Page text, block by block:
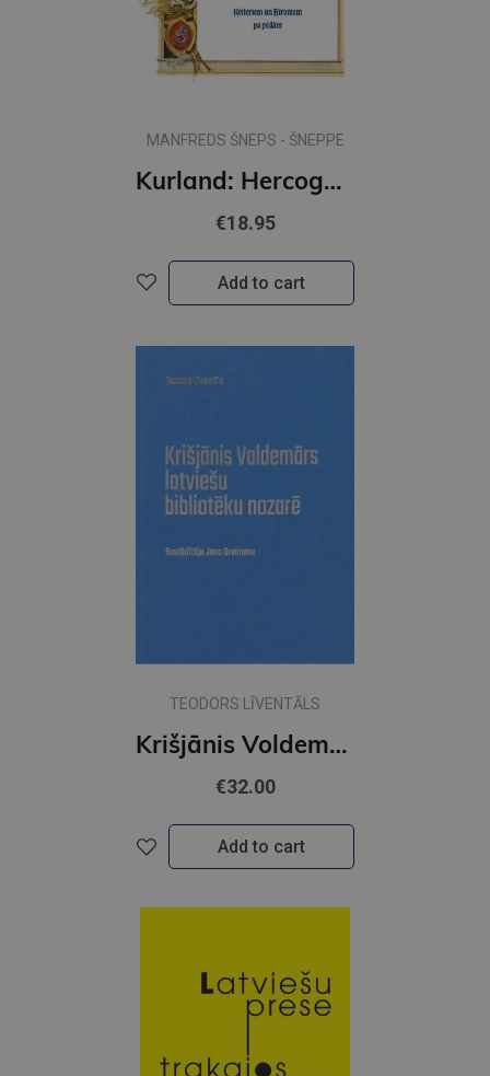
MANFREDS ŠNEPS - ŠNEPPE
Kurland: Hercoga Jēkaba mantojums
€18.95
Add to cart
TEODORS LĪVENTĀLS
Krišjānis Voldemārs latviešu bibliotēku nozarē
€32.00
Add to cart